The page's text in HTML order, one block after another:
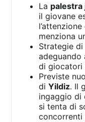
La palestra
il giovane
menziona
Strategie
adeguando
di
Previste
diYildiz. Il
ingaggio di
si tenta di
concorrenti